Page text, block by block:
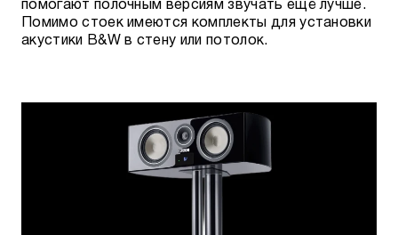
помогают полочным версиям звучать ещё лучше.
Помимо стоек имеются комплекты для установки
акустики B&W в стену или потолок.